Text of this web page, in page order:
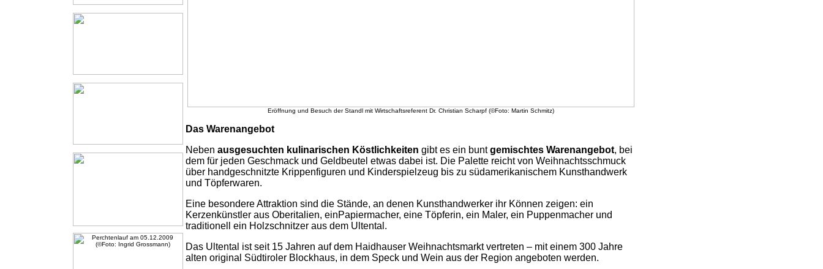
Eröffnung und Besuch der Standl mit Wirtschaftsreferent Dr. Christian Scharpf (©Foto: Martin Schmitz)
Das Warenangebot
Neben ausgesuchten kulinarischen Köstlichkeiten gibt es ein buntgemischtes Warenangebot, bei
dem für jeden Geschmack und Geldbeutel etwas dabei ist. Die Palette reicht von Weihnachtsschmuck
über handgeschnitzte Krippenfiguren und Kinderspielzeug bis zu südamerikanischem Kunsthandwerk
und Töpferwaren.
Eine besondere Attraktion sind die Stände, an denen Kunsthandwerker ihr Können zeigen: ein
Kerzenkünstler aus Oberitalien, einPapiermacher, eine Töpferin, ein Maler, ein Puppenmacher und
traditionell ein Holzschnitzer aus dem Ultental.
Das Ultental ist seit 15 Jahren auf dem Haidhauser Weihnachtsmarkt vertreten – mit einem 300 Jahre
alten original Südtiroler Blockhaus, in dem Speck und Wein aus der Region angeboten werden.